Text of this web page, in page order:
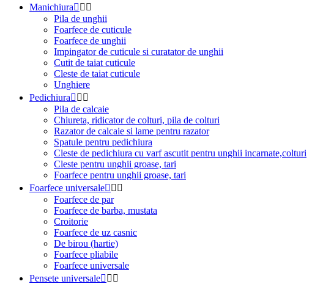
Manichiura  
Pila de unghii
Foarfece de cuticule
Foarfece de unghii
Impingator de cuticule si curatator de unghii
Cutit de taiat cuticule
Cleste de taiat cuticule
Unghiere
Pedichiura  
Pila de calcaie
Chiureta, ridicator de colturi, pila de colturi
Razator de calcaie si lame pentru razator
Spatule pentru pedichiura
Cleste de pedichiura cu varf ascutit pentru unghii incarnate,colturi
Cleste pentru unghii groase, tari
Foarfece pentru unghii groase, tari
Foarfece universale  
Foarfece de par
Foarfece de barba, mustata
Croitorie
Foarfece de uz casnic
De birou (hartie)
Foarfece pliabile
Foarfece universale
Pensete universale  